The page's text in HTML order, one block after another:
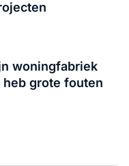
woningfabriek
grote fouten